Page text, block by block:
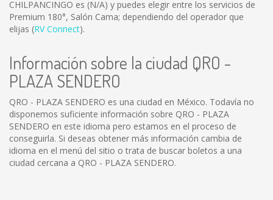
CHILPANCINGO es (N/A) y puedes elegir entre los servicios de
Premium 180°, Salón Cama; dependiendo del operador que
elijas (RV Connect).
Información sobre la ciudad QRO -
PLAZA SENDERO
QRO - PLAZA SENDERO es una ciudad en México. Todavía no
disponemos suficiente información sobre QRO - PLAZA
SENDERO en este idioma pero estamos en el proceso de
conseguirla. Si deseas obtener más información cambia de
idioma en el menú del sitio o trata de buscar boletos a una
ciudad cercana a QRO - PLAZA SENDERO.